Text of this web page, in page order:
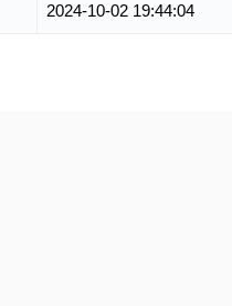
2024-10-02 19:44:04